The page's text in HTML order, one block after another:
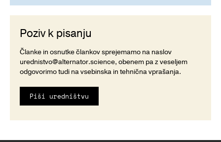
Poziv k pisanju
Članke in osnutke člankov sprejemamo na naslov
urednistvo@alternator.science, obenem pa z veseljem
odgovorimo tudi na vsebinska in tehnična vprašanja.
Piši uredništvu